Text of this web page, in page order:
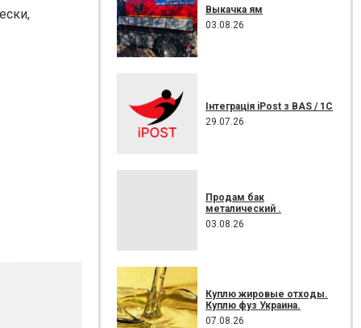
Выкачка ям
03.08.26
Інтеграція iPost з BAS / 1C
29.07.26
Продам бак
металический .
03.08.26
Куплю жировые отходы.
Куплю фуз Украина.
07.08.26